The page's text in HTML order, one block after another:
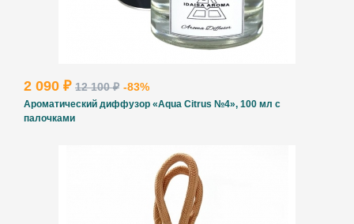
2 090 ₽ 12 100 ₽ -83%
Ароматический диффузор «Aqua Citrus №4», 100 мл с
палочками